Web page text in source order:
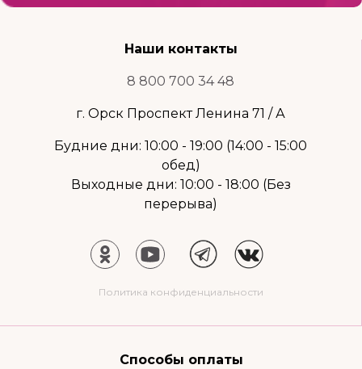
Наши контакты
8 800 700 34 48
г. Орск Проспект Ленина 71 / А
Будние дни: 10:00 - 19:00 (14:00 - 15:00
обед)
Выходные дни: 10:00 - 18:00 (Без
перерыва)
Политика конфиденциальности
Способы оплаты